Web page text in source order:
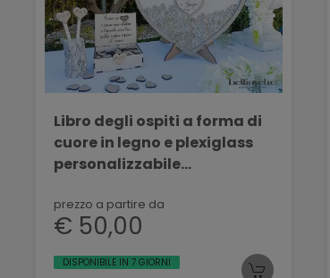
Libro degli ospiti a forma di
cuore in legno e plexiglass
personalizzabile
prezzo a partire da
€ 50,00
DISPONIBILE IN 7 GIORNI